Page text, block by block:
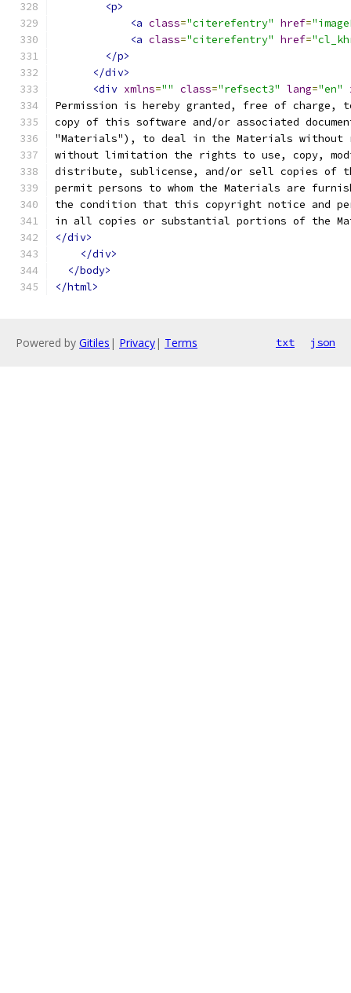
<p>
<a class="citerefentry" href=
<a class="citerefentry" href=
</p>
</div>
<div xmlns="" class="refsect3" lang="en"
Permission is hereby granted, free of charge,
copy of this software and/or associated
"Materials"), to deal in the Materials
without limitation the rights to use, copy,
distribute, sublicense, and/or sell copies of
permit persons to whom the Materials are
the condition that this copyright notice and
in all copies or substantial portions of the
</div>
</div>
</body>
</html>
Powered by Gitiles | Privacy| Terms txt json